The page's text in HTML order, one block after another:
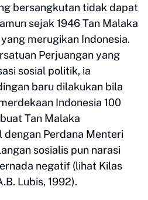
bersangkutan tidak dapat
sejak 1946 Tan Malaka
merugikan Indonesia.
Perjuangan yang
sosial politik, ia
baru dilakukan bila
Indonesia 100
Tan Malaka
Perdana Menteri
sosialis pun narasi
negatif (lihat Kilas
Lubis, 1992).